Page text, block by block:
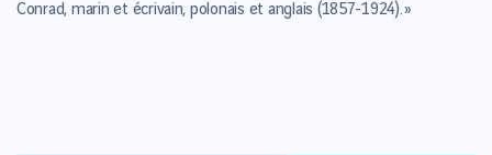
Conrad, marin et écrivain, polonais et anglais (1857-1924). »